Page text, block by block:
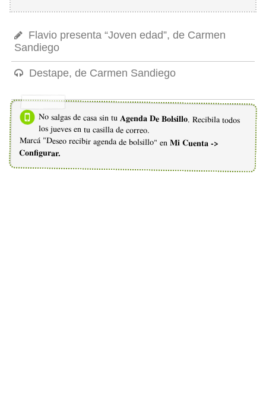
Flavio presenta “Joven edad”, de Carmen
Sandiego
Destape, de Carmen Sandiego
No salgas de casa sin tu Agenda De Bolsillo. Recibila todos
los jueves en tu casilla de correo.
Marcá "Deseo recibir agenda de bolsillo" en Mi Cuenta ->
Configurar.